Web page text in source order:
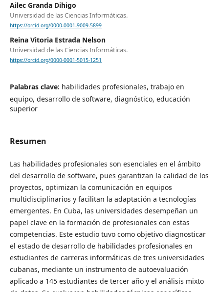
Ailec Granda Dihigo
Universidad de las Ciencias Informáticas.
https://orcid.org/0000-0001-9009-5899
Reina Vitoria Estrada Nelson
Universidad de las Ciencias Informáticas.
https://orcid.org/0000-0001-5015-1251
Palabras clave: habilidades profesionales, trabajo en
equipo, desarrollo de software, diagnóstico, educación
superior
Resumen
Las habilidades profesionales son esenciales en el ámbito
del desarrollo de software, pues garantizan la calidad de los
proyectos, optimizan la comunicación en equipos
multidisciplinarios y facilitan la adaptación a tecnologías
emergentes. En Cuba, las universidades desempeñan un
papel clave en la formación de profesionales con estas
competencias. Este estudio tuvo como objetivo diagnosticar
el estado de desarrollo de habilidades profesionales en
estudiantes de carreras informáticas de tres universidades
cubanas, mediante un instrumento de autoevaluación
aplicado a 145 estudiantes de tercer año y el análisis mixto